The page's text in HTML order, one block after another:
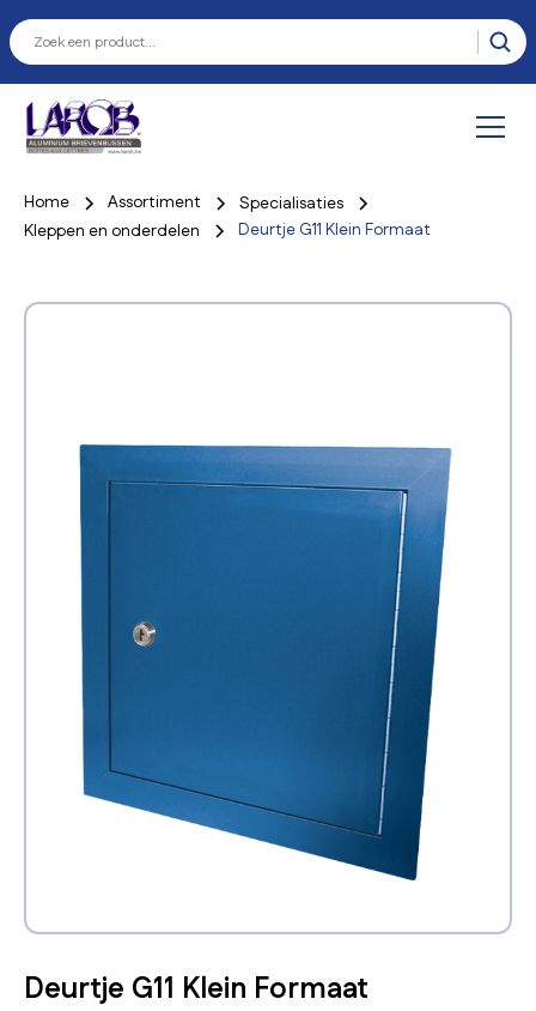
Home Assortiment
Specialisaties
Kleppen en onderdelen
Deurtje G11 Klein Formaat
Deurtje G11 Klein Formaat